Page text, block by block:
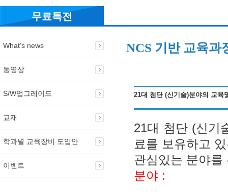
무료특전
What's news
동영상
S/W업그레이드
교재
학과별 교육장비 도입안
이벤트
NCS 기반 교육과
21대 첨단 (신기술)분야의 교육
21대 첨단 (신기
료를 보유하고
관심있는 분야
분야 :